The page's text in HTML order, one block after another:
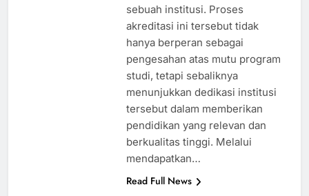
sebuah institusi. Proses
akreditasi ini tersebut tidak
hanya berperan sebagai
pengesahan atas mutu program
studi, tetapi sebaliknya
menunjukkan dedikasi institusi
tersebut dalam memberikan
pendidikan yang relevan dan
berkualitas tinggi. Melalui
mendapatkan…
Read Full News